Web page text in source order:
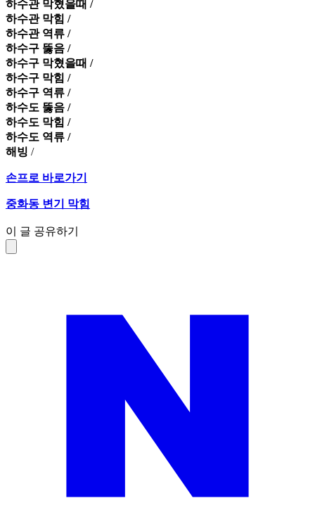
하수관 막혔을때 /
하수관 막힘 /
하수관 역류 /
하수구 뚫음 /
하수구 막혔을때 /
하수구 막힘 /
하수구 역류 /
하수도 뚫음 /
하수도 막힘 /
하수도 역류 /
해빙 /
손프로 바로가기
중화동 변기 막힘
이 글 공유하기